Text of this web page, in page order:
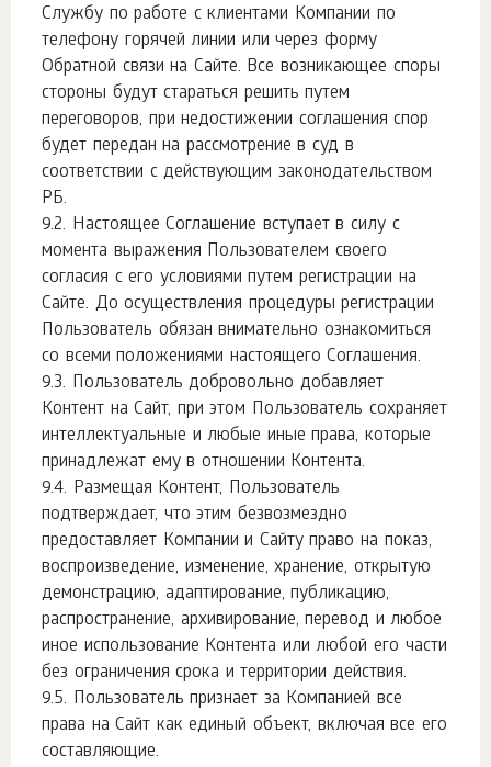
Службу по работе с клиентами Компании по
телефону горячей линии или через форму
Обратной связи на Сайте. Все возникающее споры
стороны будут стараться решить путем
переговоров, при недостижении соглашения спор
будет передан на рассмотрение в суд в
соответствии с действующим законодательством
РБ.
Настоящее Соглашение вступает в силу с
момента выражения Пользователем своего
согласия с его условиями путем регистрации на
Сайте. До осуществления процедуры регистрации
Пользователь обязан внимательно ознакомиться
со всеми положениями настоящего Соглашения.
Пользователь добровольно добавляет
Контент на Сайт, при этом Пользователь сохраняет
интеллектуальные и любые иные права, которые
принадлежат ему в отношении Контента.
Размещая Контент, Пользователь
подтверждает, что этим безвозмездно
предоставляет Компании и Сайту право на показ,
воспроизведение, изменение, хранение, открытую
демонстрацию, адаптирование, публикацию,
распространение, архивирование, перевод и любое
иное использование Контента или любой его части
без ограничения срока и территории действия.
Пользователь признает за Компанией все
права на Сайт как единый объект, включая все его
составляющие.